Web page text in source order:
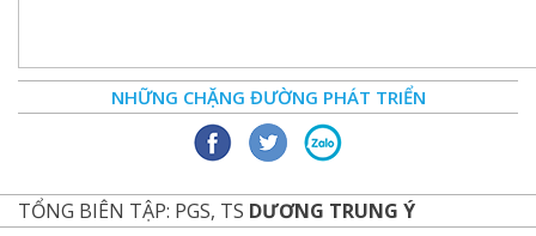
NHỮNG CHẶNG ĐƯỜNG PHÁT TRIỂN
TỔNG BIÊN TẬP: PGS, TS DƯƠNG TRUNG Ý